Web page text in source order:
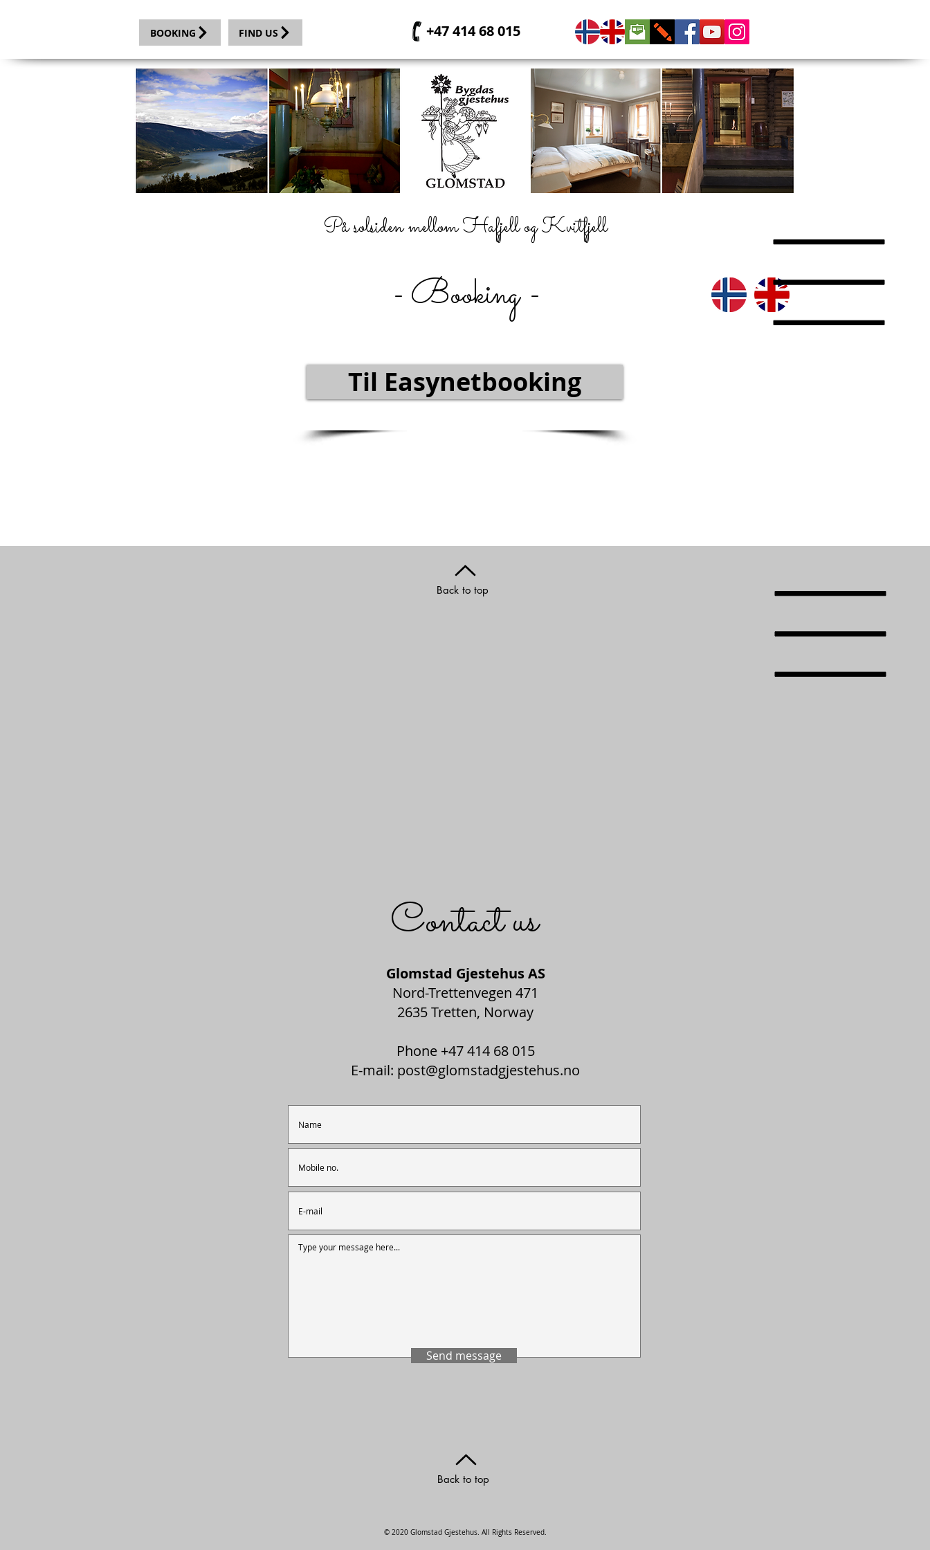
På solsiden mellom Hafjell og Kvitfjell
- Booking -
Til Easynetbooking
BOOKING FIND US +47 414 68 015
Back to top
Contact us
Glomstad Gjestehus AS
Nord-Trettenvegen 471
2635 Tretten, Norway
Phone +47 414 68 015
E-mail: post@glomstadgjestehus.no
Send message
Back to top
© 2020 Glomstad Gjestehus. All Rights Reserved.